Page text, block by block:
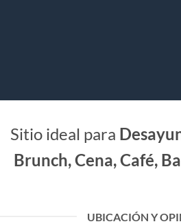
Sitio ideal para
Brunch, Cena, Café,
UBICACIÓN Y